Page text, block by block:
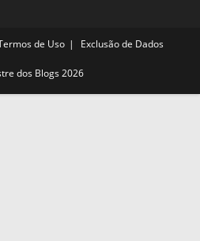
de Uso Exclusão de Dados
dos Blogs2026